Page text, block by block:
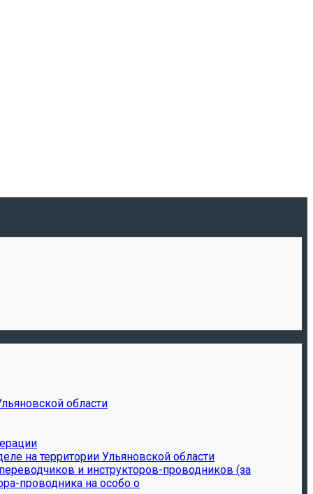
области
на территории Ульяновской области
и инструкторов-проводников (за
проводника на особо о